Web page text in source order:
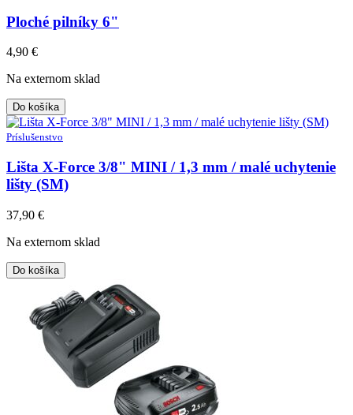
Ploché pilníky 6"
4,90 €
Na externom sklad
Do košíka
Príslušenstvo
Lišta X-Force 3/8" MINI / 1,3 mm / malé uchytenie
lišty (SM)
37,90 €
Na externom sklad
Do košíka